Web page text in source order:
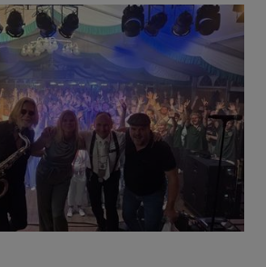
des Unterbacher